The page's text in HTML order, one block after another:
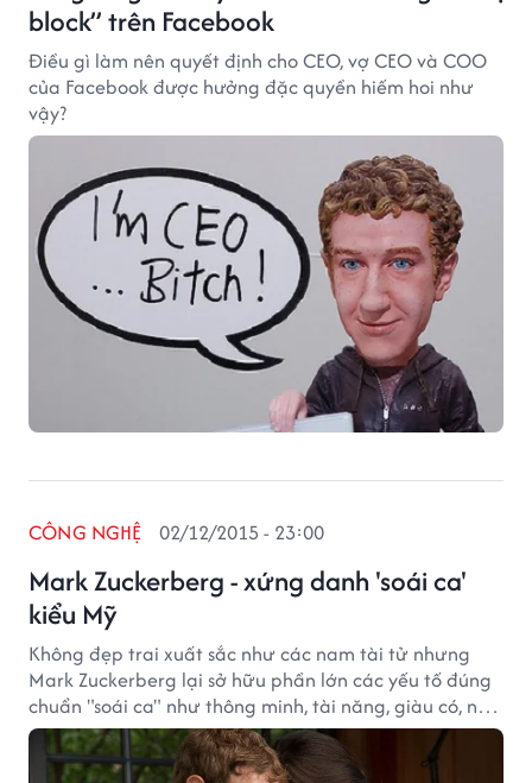
block” trên Facebook
Điều gì làm nên quyết định cho CEO, vợ CEO và COO
của Facebook được hưởng đặc quyền hiếm hoi như
vậy?
Mark Zuckerberg - xứng danh 'soái ca'
kiểu Mỹ
CÔNG NGHỆ 02/12/2015 - 23:00
Không đẹp trai xuất sắc như các nam tài tử nhưng
Mark Zuckerberg lại sở hữu phần lớn các yếu tố đúng
chuẩn "soái ca" như thông minh, tài năng, giàu có, nổi
tiếng, chung thủy, nhân hậu...